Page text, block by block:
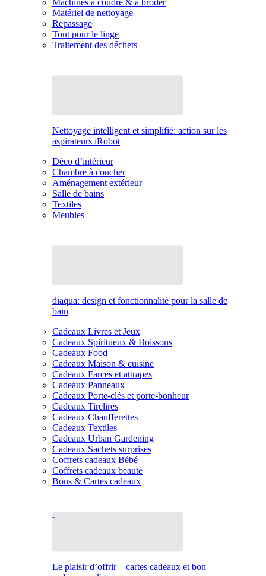
Machines à coudre & à broder
Matériel de nettoyage
Repassage
Tout pour le linge
Traitement des déchets
Nettoyage intelligent et simplifié: action sur les
aspirateurs iRobot
Déco d’intérieur
Chambre à coucher
Aménagement extérieur
Salle de bains
Textiles
Meubles
diaqua: design et fonctionnalité pour la salle de
bain
Cadeaux Livres et Jeux
Cadeaux Spiritueux & Boissons
Cadeaux Food
Cadeaux Maison & cuisine
Cadeaux Farces et attrapes
Cadeaux Panneaux
Cadeaux Porte-clés et porte-bonheur
Cadeaux Tirelires
Cadeaux Chaufferettes
Cadeaux Textiles
Cadeaux Urban Gardening
Cadeaux Sachets surprises
Coffrets cadeaux Bébé
Coffrets cadeaux beauté
Bons & Cartes cadeaux
Le plaisir d’offrir – cartes cadeaux et bon